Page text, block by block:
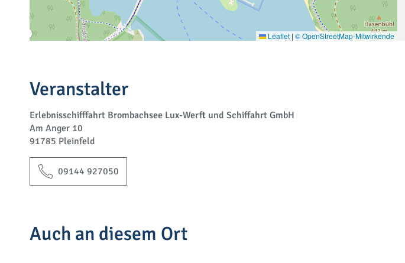
Leaflet | © OpenStreetMap-Mitwirkende
Veranstalter
Erlebnisschifffahrt Brombachsee Lux-Werft und Schiffahrt GmbH
Am Anger 10
91785 Pleinfeld
09144 927050
Auch an diesem Ort